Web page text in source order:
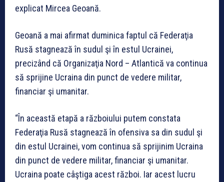
explicat Mircea Geoană.
Geoană a mai afirmat duminica faptul că Federaţia
Rusă stagnează în sudul şi în estul Ucrainei,
precizând că Organizaţia Nord – Atlantică va continua
să sprijine Ucraina din punct de vedere militar,
financiar şi umanitar.
“În această etapă a războiului putem constata
Federaţia Rusă stagnează în ofensiva sa din sudul şi
din estul Ucrainei, vom continua să sprijinim Ucraina
din punct de vedere militar, financiar şi umanitar.
Ucraina poate câştiga acest război. Iar acest lucru